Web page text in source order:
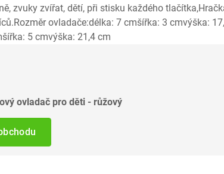
zvuky zvířat, dětí, při stisku každého
ovladače:délka: 7 cmšířka: 3 cmvýška:
5 cmvýška: 21,4 cm
ovladač pro děti - růžový